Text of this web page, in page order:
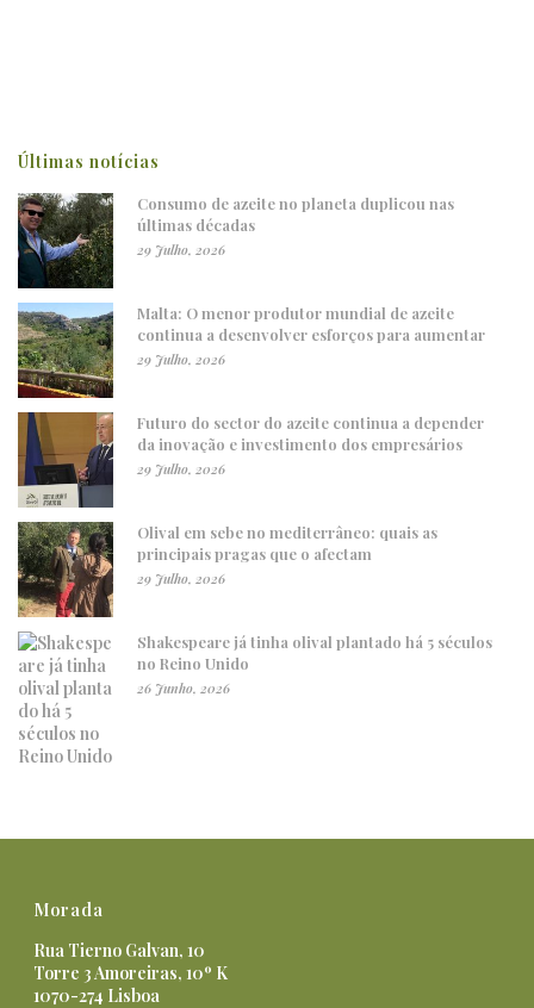
Últimas notícias
Consumo de azeite no planeta duplicou nas
últimas décadas
29 Julho, 2026
Malta: O menor produtor mundial de azeite
continua a desenvolver esforços para aumentar
29 Julho, 2026
Futuro do sector do azeite continua a depender
da inovação e investimento dos empresários
29 Julho, 2026
Olival em sebe no mediterrâneo: quais as
principais pragas que o afectam
29 Julho, 2026
Shakespeare já tinha olival plantado há 5 séculos
no Reino Unido
26 Junho, 2026
Morada
Rua Tierno Galvan, 10
Torre 3 Amoreiras, 10º K
1070-274 Lisboa